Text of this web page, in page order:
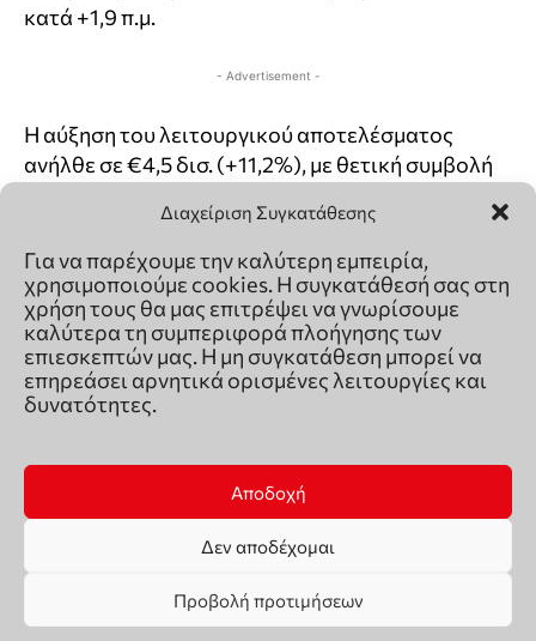
Διαχείριση Συγκατάθεσης
Για να παρέχουμε την καλύτερη εμπειρία,
χρησιμοποιούμε cookies. Η συγκατάθεσή σας στη
χρήση τους θα μας επιτρέψει να γνωρίσουμε
καλύτερα τη συμπεριφορά πλοήγησης των
επιεσκεπτών μας. Η μη συγκατάθεση μπορεί να
επηρεάσει αρνητικά ορισμένες λειτουργίες και
δυνατότητες.
Αποδοχή
Δεν αποδέχομαι
Προβολή προτιμήσεων